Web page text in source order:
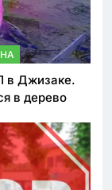
в Джизаке.
в дерево